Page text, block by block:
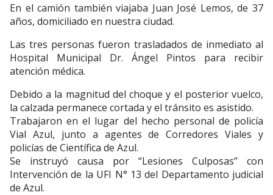
En el camión también viajaba Juan José Lemos, de 37
años, domiciliado en nuestra ciudad.
Las tres personas fueron trasladados de inmediato al
Hospital Municipal Dr. Ángel Pintos para recibir
atención médica.
Debido a la magnitud del choque y el posterior vuelco,
la calzada permanece cortada y el tránsito es asistido.
Trabajaron en el lugar del hecho personal de policía
Vial Azul, junto a agentes de Corredores Viales y
policías de Científica de Azul.
Se instruyó causa por “Lesiones Culposas” con
Intervención de la UFI N° 13 del Departamento judicial
de Azul.